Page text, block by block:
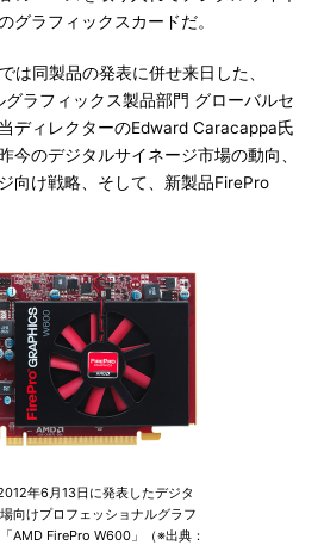
グラフィックスカードだ。
は同製品の発表に併せ来日した、
ラフィックス製品部門 グローバルセ
ディレクターのEdward Caracappa氏
今のデジタルサイネージ市場の動向、
向け戦略、そして、新製品FirePro
年6月13日に発表したデジタ
向けプロフェッショナルグラフ
AMD FirePro W600」（※出典：